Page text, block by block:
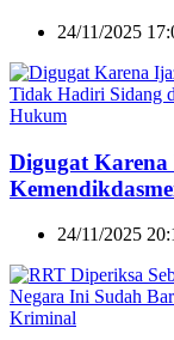
24/11/2025
Hukum
Digugat
24/11/2025
Kriminal